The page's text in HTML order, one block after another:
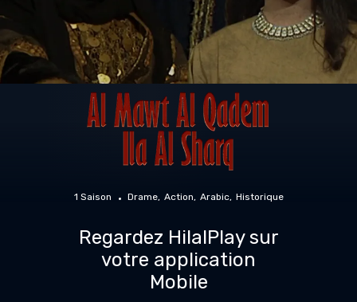
1 Saison Drame Action Arabic Historique
Regardez HilalPlay sur
votre application
Mobile